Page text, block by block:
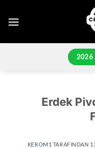
atla
2026
Erdek
KEROM1 TARAFINDAN